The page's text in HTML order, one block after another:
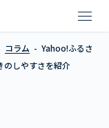
ふるさと納税
コラム
Yahoo!ふるさ
のしやすさを紹介